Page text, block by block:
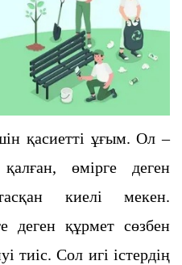
қасиетті ұғым. Ол –
өмірге деген
киелі мекен.
деген құрмет сөзбен
тиіс. Сол игі істердің